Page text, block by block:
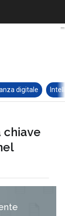
digitale
chiave